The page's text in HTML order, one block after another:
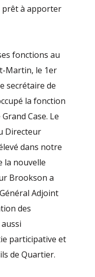
à apporter
fonctions au
Martin, le 1er
secrétaire de
la fonction
Case. Le
Directeur
dans notre
la nouvelle
Brookson a
Adjoint
des
participative et
de Quartier.